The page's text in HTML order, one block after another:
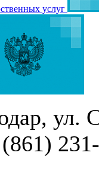
услуг
ул.